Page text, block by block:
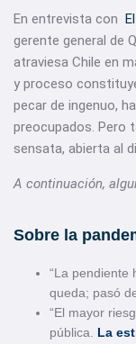
En entrevista con
gerente general de
atraviesa Chile en
y proceso
pecar de ingenuo,
preocupados. Pero
sensata, abierta al
A continuación,
Sobre la
“La pendiente
queda; pasó
“El mayor
pública. La